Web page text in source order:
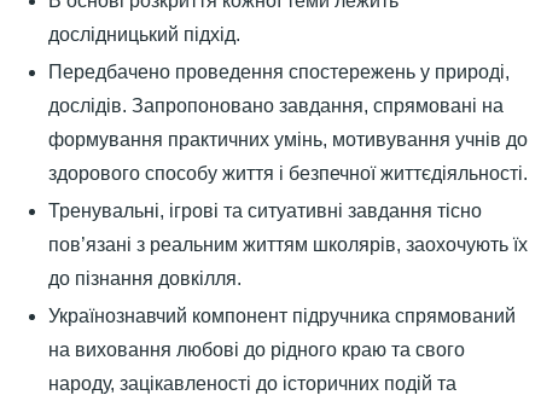
дослідницький підхід.
Передбачено проведення спостережень у природі,
дослідів. Запропоновано завдання, спрямовані на
формування практичних умінь, мотивування учнів до
здорового способу життя і безпечної життєдіяльності.
Тренувальні, ігрові та ситуативні завдання тісно
пов’язані з реальним життям школярів, заохочують їх
до пізнання довкілля.
Українознавчий компонент підручника спрямований
на виховання любові до рідного краю та свого
народу, зацікавленості до історичних подій та